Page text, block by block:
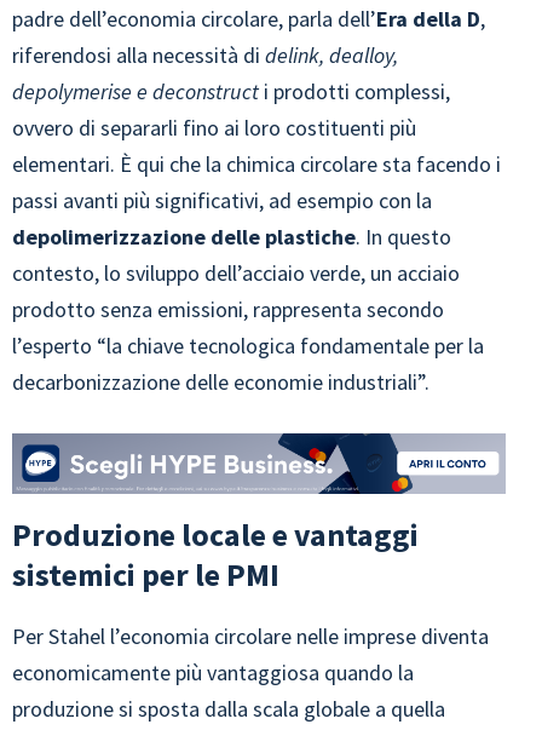
padre dell’economia circolare, parla dell’Era della D,
riferendosi alla necessità di delink, dealloy,
depolymerise e deconstruct i prodotti complessi,
ovvero di separarli fino ai loro costituenti più
elementari. È qui che la chimica circolare sta facendo i
passi avanti più significativi, ad esempio con la
depolimerizzazione delle plastiche. In questo
contesto, lo sviluppo dell’acciaio verde, un acciaio
prodotto senza emissioni, rappresenta secondo
l’esperto “la chiave tecnologica fondamentale per la
decarbonizzazione delle economie industriali”.
Produzione locale e vantaggi
sistemici per le PMI
Per Stahel l’economia circolare nelle imprese diventa
economicamente più vantaggiosa quando la
produzione si sposta dalla scala globale a quella